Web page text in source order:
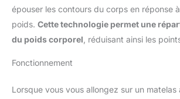
épouser les contours du corps en réponse
poids. Cette technologie permet une
du poids corporel , réduisant ainsi les
Fonctionnement
Lorsque vous vous allongez sur un matelas